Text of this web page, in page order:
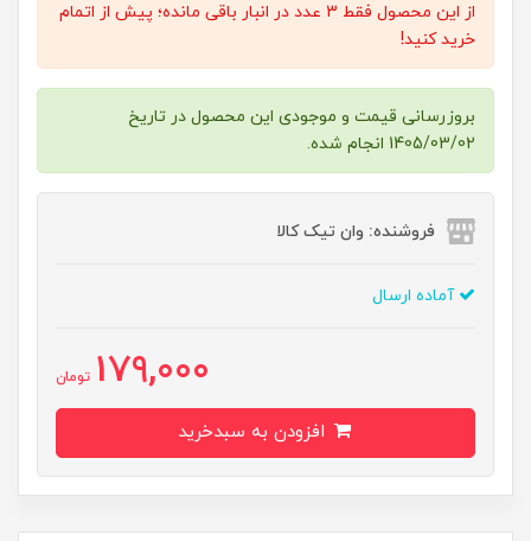
از این محصول فقط 3 عدد در انبار باقی مانده؛ پیش از اتمام
خرید کنید!
بروزرسانی قیمت و موجودی این محصول در تاریخ
1405/03/02 انجام شده.
فروشنده: وان تیک کالا
آماده ارسال
179,000 تومان